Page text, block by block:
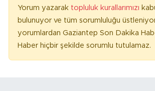
Yorum yazarak topluluk kurallarımızı
bulunuyor ve tüm sorumluluğu
yorumlardan Gaziantep Son Dakika
Haber hiçbir şekilde sorumlu tutulamaz.